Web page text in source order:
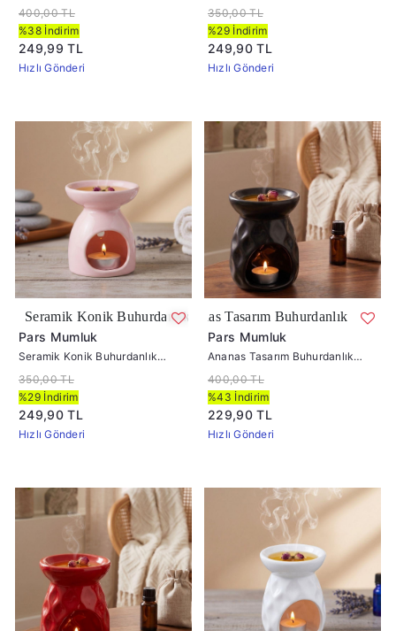
Kırmızı
400,00 TL
%38 İndirim
249,99 TL
Hızlı Gönderi
Beyaz
350,00 TL
%29 İndirim
249,90 TL
Hızlı Gönderi
Buhurdanlık Pembe
Pars Mumluk
Seramik Konik Buhurdanlık
Pembe
350,00 TL
%29 İndirim
249,90 TL
Hızlı Gönderi
Ananas Tasarım Buhurdanlık
Pars Mumluk
Ananas Tasarım Buhurdanlık
Siyah
400,00 TL
%43 İndirim
229,90 TL
Hızlı Gönderi